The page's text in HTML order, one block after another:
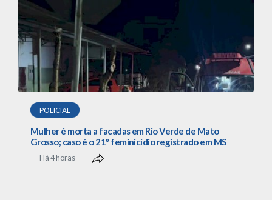
POLICIAL
Mulher é morta a facadas em Rio Verde de Mato
Grosso; caso é o 21º feminicídio registrado em MS
Há 4 horas